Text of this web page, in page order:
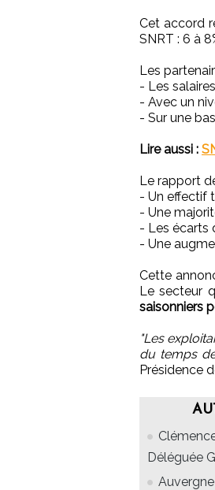
Cet accord
SNRT : 6 à
Les
- Les
- Avec un
- Sur une
Lire aussi :
Le rapport
- Un effectif
- Une
- Les écarts
- Une
Cette
Le secteur
saisonniers
"Les
du temps
Présidence
Déléguée